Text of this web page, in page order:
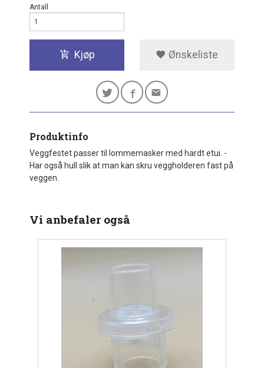
Antall
Kjøp Ønskeliste
Produktinfo
Veggfestet passer til lommemasker med hardt etui. -
Har også hull slik at man kan skru veggholderen fast på
veggen.
Vi anbefaler også